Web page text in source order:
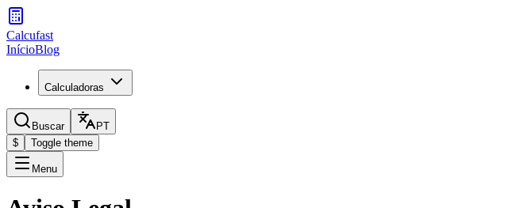
Calcufast
InícioBlog
Calculadoras
Buscar
PT
$
Toggle theme
Menu